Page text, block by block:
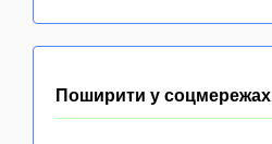
Поширити у соцмережах